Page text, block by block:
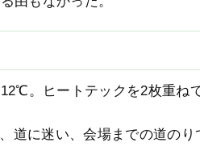
。ヒートテックを2枚重ね
道に迷い、会場までの道の